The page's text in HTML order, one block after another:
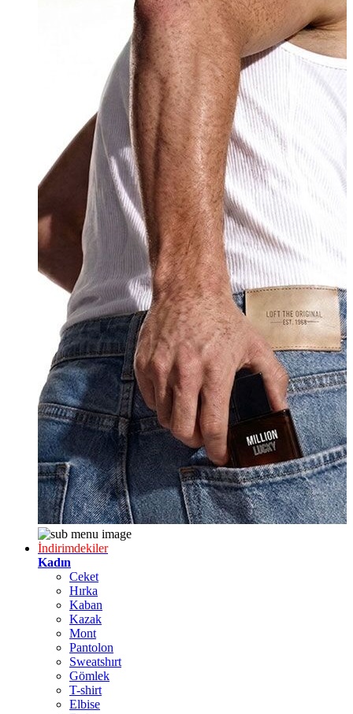
İndirimdekiler
Kadın
Ceket
Hırka
Kaban
Kazak
Mont
Pantolon
Sweatshırt
Gömlek
T-shirt
Elbise